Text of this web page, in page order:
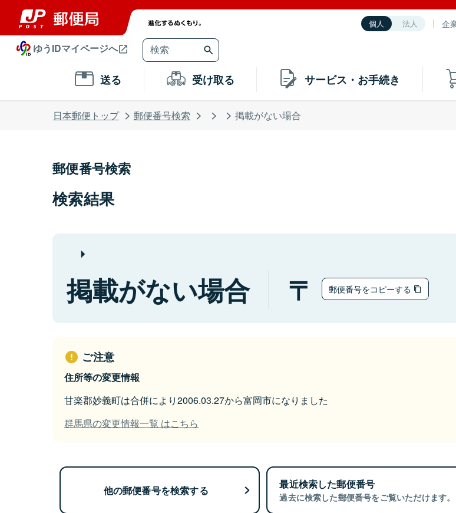
個人 法人 企
ゆうIDマイページへ
送る 受け取る サービス・お手続き
日本郵便トップ 郵便番号検索 掲載がない場合
郵便番号検索
検索結果
掲載がない場合 郵便番号をコピーする
ご注意
住所等の変更情報
甘楽郡妙義町は合併により2006.03.27から富岡市になりました
群馬県の変更情報一覧 はこちら
他の郵便番号を検索する 最近検索した郵便番号
過去に検索した郵便番号をご覧いただけます。